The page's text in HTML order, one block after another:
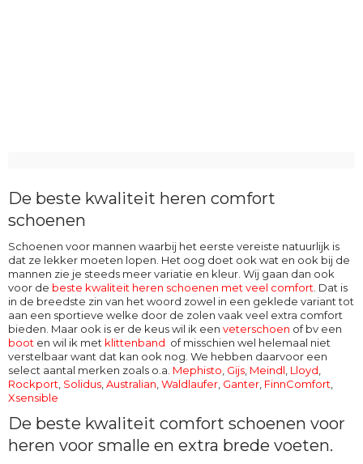
De beste kwaliteit heren comfort
schoenen
Schoenen voor mannen waarbij het eerste vereiste natuurlijk is
dat ze lekker moeten lopen. Het oog doet ook wat en ook bij de
mannen zie je steeds meer variatie en kleur. Wij gaan dan ook
voor de beste kwaliteit heren schoenen met veel comfort. Dat is
in de breedste zin van het woord zowel in een geklede variant tot
aan een sportieve welke door de zolen vaak veel extra comfort
bieden. Maar ook is er de keus wil ik een veterschoen of bv een
boot en wil ik met klittenband of misschien wel helemaal niet
verstelbaar want dat kan ook nog. We hebben daarvoor een
select aantal merken zoals o.a. Mephisto, Gijs, Meindl, Lloyd,
Rockport, Solidus,Australian,Waldlaufer, Ganter, FinnComfort,
Xsensible
De beste kwaliteit comfort schoenen voor
heren voor smalle en extra brede voeten.